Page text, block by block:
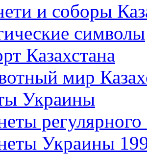
и соборы
символы
Казахстана
мир
Украины
регулярного
Украины